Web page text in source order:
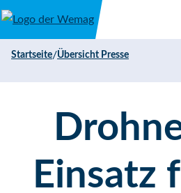
Direkt zum Inhalt
Startseite/Übersicht Presse
Einsatz